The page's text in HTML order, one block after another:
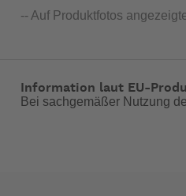
-- Auf Produktfotos
Information laut EU-
Bei sachgemäßer Nutzung